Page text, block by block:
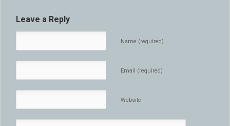
Leave a Reply
Name (required)
Email (required)
Website